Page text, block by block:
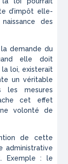
d’impôt elle-
des
demande du
elle doit
la loi, existerait
un véritable
les mesures
cet effet
volonté de
de cette
administrative
Exemple : le